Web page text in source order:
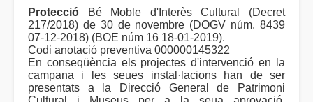
Protecció Bé Moble d'Interès Cultural (Decret
217/2018) de 30 de novembre (DOGV núm. 8439
07-12-2018) (BOE núm 16 18-01-2019).
Codi anotació preventiva 000000145322
En conseqüència els projectes d'intervenció en la
campana i les seues instal·lacions han de ser
presentats a la Direcció General de Patrimoni